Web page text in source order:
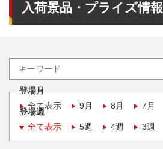
入荷景品・プライズ情報
登場月
全て表示
9月 8月 7月
登場週
全て表示
5週 4週 3週